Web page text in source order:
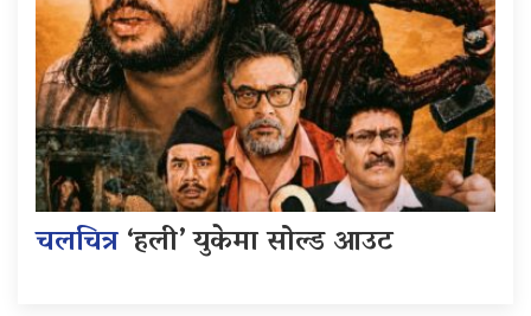
चलचित्र‘हली’ युकेमा सोल्ड आउट